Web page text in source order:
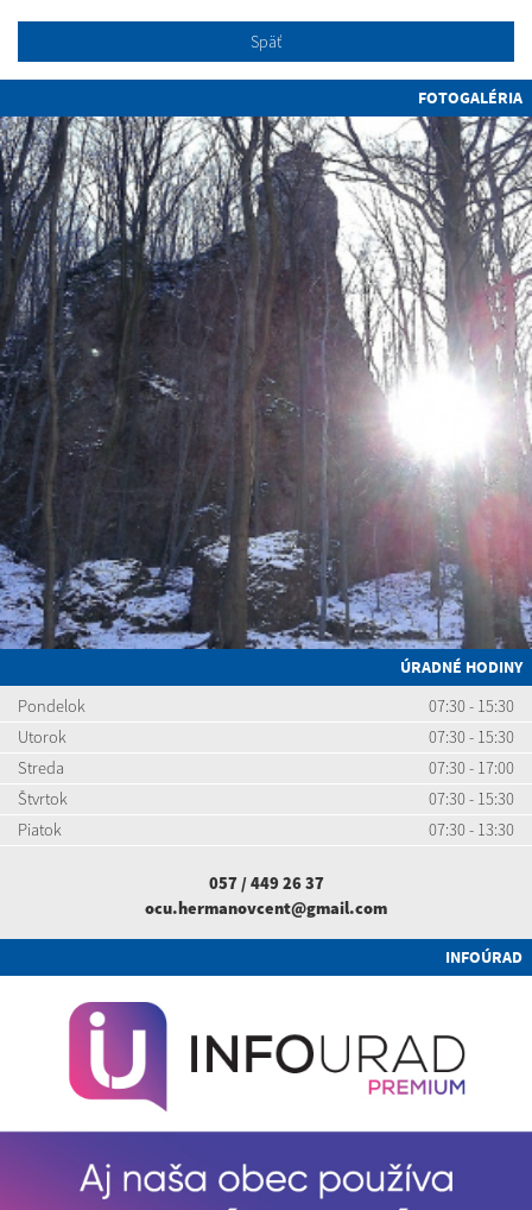
Späť
FOTOGALÉRIA
ÚRADNÉ HODINY
Pondelok
07:30 - 15:30
Utorok
07:30 - 15:30
Streda
07:30 - 17:00
Štvrtok
07:30 - 15:30
Piatok
07:30 - 13:30
057 / 449 26 37
ocu.hermanovcent@gmail.com
INFOÚRAD